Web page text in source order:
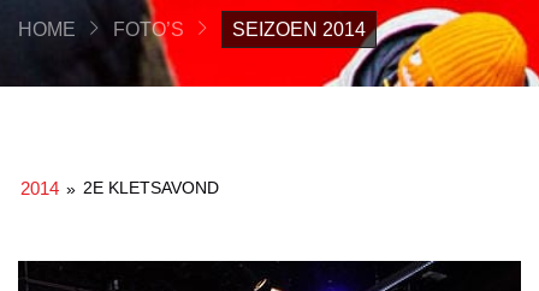
HOME FOTO’S SEIZOEN 2014
2014 » 2E KLETSAVOND